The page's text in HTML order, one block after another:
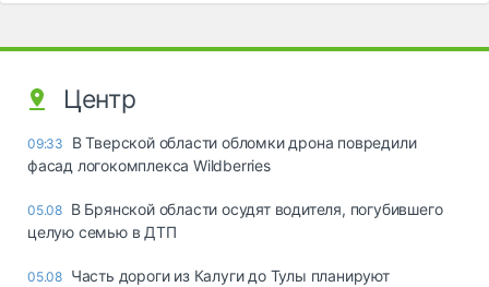
Центр
09:33
В Тверской области обломки дрона повредили
фасад логокомплекса Wildberries
05.08 В Брянской области осудят водителя, погубившего
целую семью в ДТП
05.08 Часть дороги из Калуги до Тулы планируют